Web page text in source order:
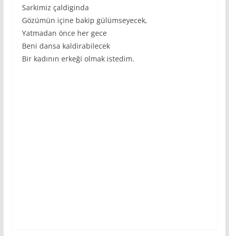
Sarkimiz çaldiginda
Gözümün içine bakip gülümseyecek,
Yatmadan önce her gece
Beni dansa kaldirabilecek
Bir kadının erkeği olmak istedim.